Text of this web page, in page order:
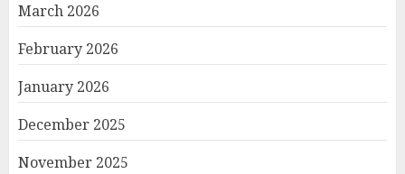
March 2026
February 2026
January 2026
December 2025
November 2025